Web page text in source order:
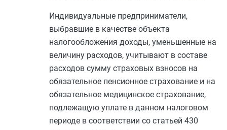
Индивидуальные предприниматели,
выбравшие в качестве объекта
налогообложения доходы, уменьшенные на
величину расходов, учитывают в составе
расходов сумму страховых взносов на
обязательное пенсионное страхование и на
обязательное медицинское страхование,
подлежащую уплате в данном налоговом
периоде в соответствии со статьей 430